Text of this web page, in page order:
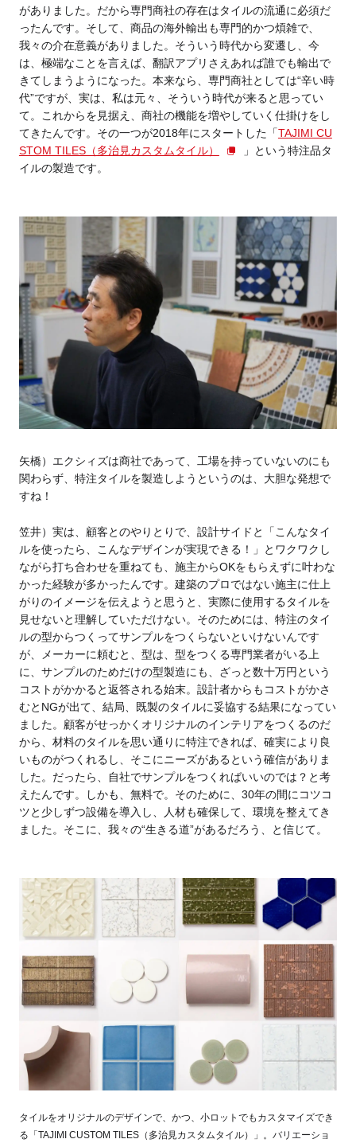
がありました。だから専門商社の存在はタイルの流通に必須だ
ったんです。そして、商品の海外輸出も専門的かつ煩雑で、
我々の介在意義がありました。そういう時代から変遷し、今
は、極端なことを言えば、翻訳アプリさえあれば誰でも輸出で
きてしまうようになった。本来なら、専門商社としては“辛い時
代”ですが、実は、私は元々、そういう時代が来ると思ってい
て。これからを見据え、商社の機能を増やしていく仕掛けをし
てきたんです。その一つが2018年にスタートした「TAJIMI CU
STOM TILES（多治見カスタムタイル）
」という特注品タ
イルの製造です。
矢橋）エクシィズは商社であって、工場を持っていないのにも
関わらず、特注タイルを製造しようというのは、大胆な発想で
すね！
笠井）実は、顧客とのやりとりで、設計サイドと「こんなタイ
ルを使ったら、こんなデザインが実現できる！」とワクワクし
ながら打ち合わせを重ねても、施主からOKをもらえずに叶わな
かった経験が多かったんです。建築のプロではない施主に仕上
がりのイメージを伝えようと思うと、実際に使用するタイルを
見せないと理解していただけない。そのためには、特注のタイ
ルの型からつくってサンプルをつくらないといけないんです
が、メーカーに頼むと、型は、型をつくる専門業者がいる上
に、サンプルのためだけの型製造にも、ざっと数十万円という
コストがかかると返答される始末。設計者からもコストがかさ
むとNGが出て、結局、既製のタイルに妥協する結果になってい
ました。顧客がせっかくオリジナルのインテリアをつくるのだ
から、材料のタイルを思い通りに特注できれば、確実により良
いものがつくれるし、そこにニーズがあるという確信がありま
した。だったら、自社でサンプルをつくればいいのでは？と考
えたんです。しかも、無料で。そのために、30年の間にコツコ
ツと少しずつ設備を導入し、人材も確保して、環境を整えてき
ました。そこに、我々の“生きる道”があるだろう、と信じて。
タイルをオリジナルのデザインで、かつ、小ロットでもカスタマイズでき
る「TAJIMI CUSTOM TILES（多治見カスタムタイル）」。バリエーショ